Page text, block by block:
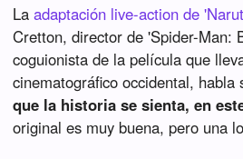
Laadaptación live-action de
Cretton, director de 'Spider-Man:
coguionista de la película que
cinematográfico occidental,
que la historia se sienta, en
original es muy buena, pero una